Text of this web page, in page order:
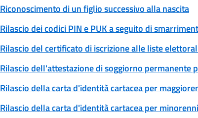
Riconoscimento di un figlio successivo alla nascita
Rilascio dei codici PIN e PUK a seguito di
Rilascio del certificato di iscrizione alle liste
Rilascio dell'attestazione di soggiorno permanente
Rilascio della carta d'identità cartacea per
Rilascio della carta d'identità cartacea per minorenni